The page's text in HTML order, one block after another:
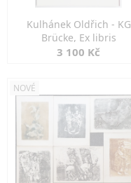
Kulhánek Oldřich - KG
Brücke, Ex libris
3 100 Kč
NOVÉ